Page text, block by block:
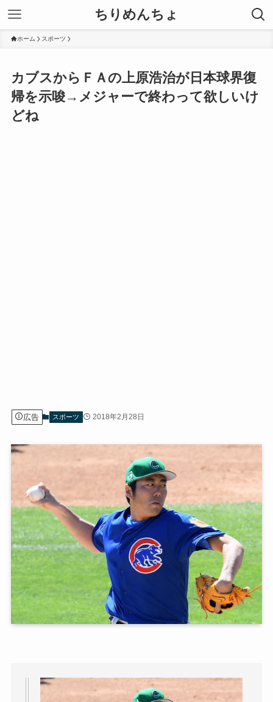
ちりめんちょ
ホーム スポーツ
カブスからＦＡの上原浩治が日本球界復
帰を示唆→メジャーで終わって欲しいけ
どね
広告 スポーツ 2018年2月28日